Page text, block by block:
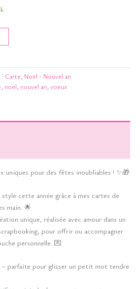
: Carte, Noël - Nouvel an
, noël, nouvel an, voeux
uniques pour des fêtes inoubliables ! ✨🎁
cette année grâce à mes cartes de
main. 🌟
unique, réalisée avec amour dans un
pour offrir ou accompagner
personnelle. 💌
– parfaite pour glisser un petit mot tendre